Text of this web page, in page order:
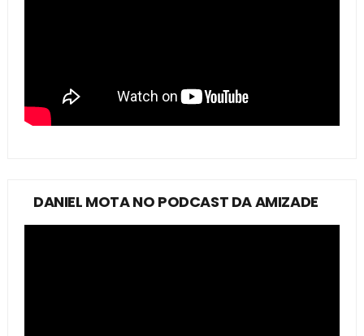
DANIEL MOTA NO PODCAST DA AMIZADE